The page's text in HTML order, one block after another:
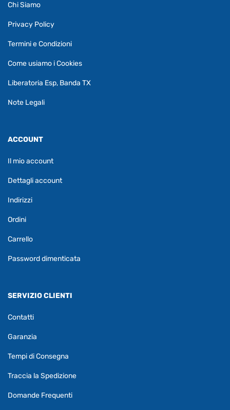
Chi Siamo
Privacy Policy
Termini e Condizioni
Come usiamo i Cookies
Liberatoria Esp, Banda TX
Note Legali
ACCOUNT
Il mio account
Dettagli account
Indirizzi
Ordini
Carrello
Password dimenticata
SERVIZIO CLIENTI
Contatti
Garanzia
Tempi di Consegna
Traccia la Spedizione
Domande Frequenti